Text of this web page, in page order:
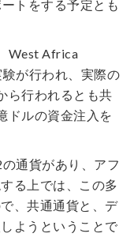
トをする予定とも
West Africa
が行われ、実際の
ら行われるとも共
ドルの資金注入を
通貨があり、アフ
る上では、この多
、共通通貨と、デ
ようということで